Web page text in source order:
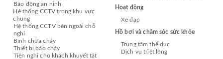
Báo động an ninh
Hệ thống CCTV trong khu vực
chung
Hệ thống CCTV bên ngoài chỗ
nghỉ
Bình chữa cháy
Thiết bị báo cháy
Tiện nghi cho khách khuyết tật
Hoạt động
Xe đạp
Hồ bơi và chăm sóc sức khỏe
Trung tâm thể dục
Dịch vụ triệt lông